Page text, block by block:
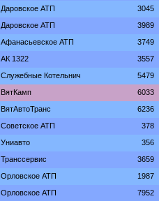
Даровское АТП 3045
Даровское АТП 3989
Афанасьевское АТП 3749
АК 1322 3557
Служебные Котельнич 5479
ВятКамп 6033
ВятАвтоТранс 6236
Советское АТП 378
Униавто 356
Транссервис 3659
Орловское АТП 1987
Орловское АТП 7952